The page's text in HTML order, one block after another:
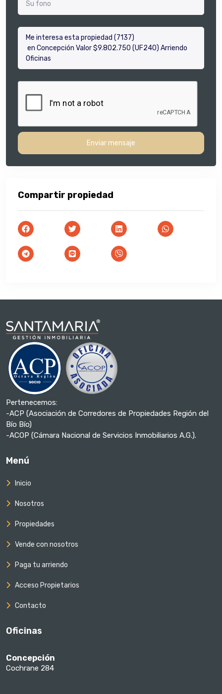
Enviar mensaje
Compartir propiedad
Pertenecemos:
-ACP (Asociación de Corredores de Propiedades Región del
Bío Bío)
-ACOP (Cámara Nacional de Servicios Inmobiliarios A.G.).
Menú
Inicio
Nosotros
Propiedades
Vende con nosotros
Paga tu arriendo
Acceso Propietarios
Contacto
Oficinas
Concepción
Cochrane 284